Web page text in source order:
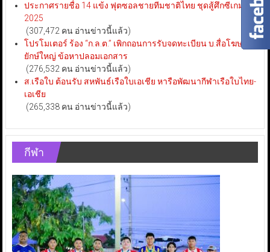
ประกาศรายชื่อ 14 แข้ง ฟุตซอลชายทีมชาติไทย ชุดสู้ศึกซีเกมส์
2025
(307,472 คน อ่านข่าวนี้แล้ว)
โปรโมเตอร์ ร้อง “ก.ล.ต.” เพิกถอนการรับจดทะเบียน บ.สื่อโฆษณา
ยักษ์ใหญ่ ข้อหาปลอมเอกสาร
(276,532 คน อ่านข่าวนี้แล้ว)
ส.เรือใบ ต้อนรับ สหพันธ์เรือใบเอเชีย หารือพัฒนากีฬาเรือใบไทย-
เอเชีย
(265,338 คน อ่านข่าวนี้แล้ว)
กีฬา